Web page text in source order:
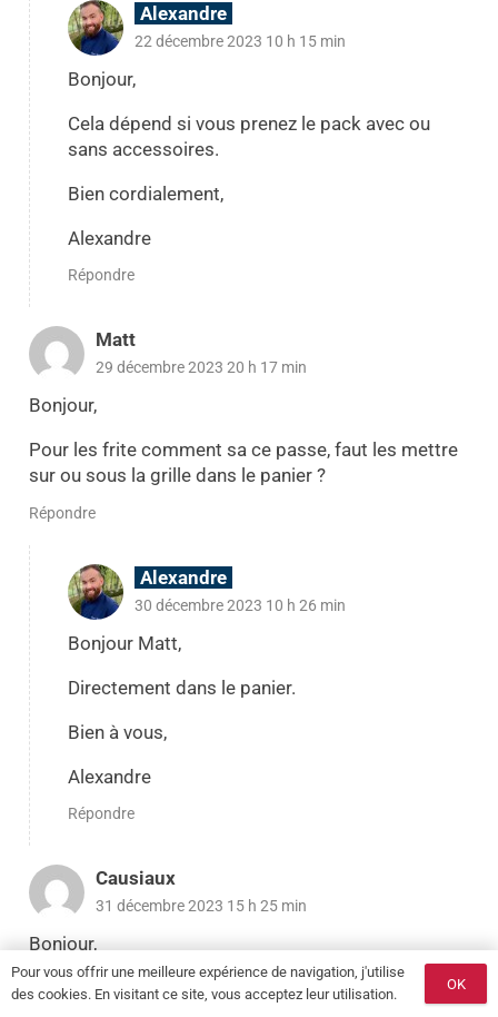
Alexandre
22 décembre 2023 10 h 15 min
Bonjour,
Cela dépend si vous prenez le pack avec ou
sans accessoires.
Bien cordialement,
Alexandre
Répondre
Matt
29 décembre 2023 20 h 17 min
Bonjour,
Pour les frite comment sa ce passe, faut les mettre
sur ou sous la grille dans le panier ?
Répondre
Alexandre
30 décembre 2023 10 h 26 min
Bonjour Matt,
Directement dans le panier.
Bien à vous,
Alexandre
Répondre
Causiaux
31 décembre 2023 15 h 25 min
Bonjour,
Je viens de la recevoir en cadeau de Noël et ma
hantises serait qu’il y ai du teflon dans le tiroir et je
Pour vous offrir une meilleure expérience de navigation, j'utilise
des cookies. En visitant ce site, vous acceptez leur utilisation.
OK